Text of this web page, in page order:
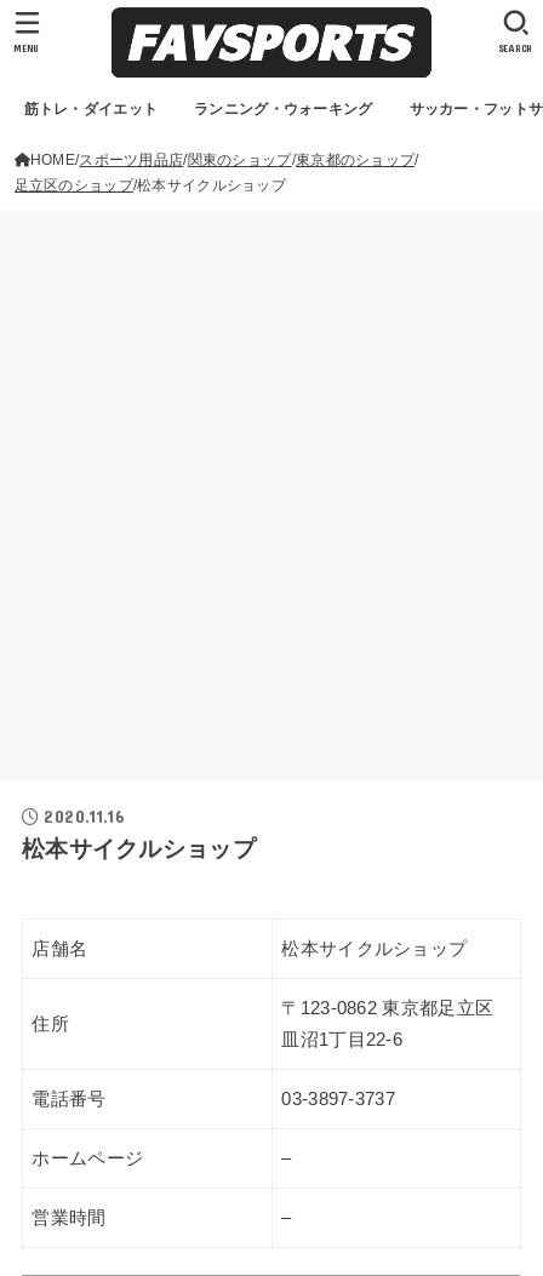
筋トレ・ダイエット ランニング・ウォーキング サッカー・フット
SEARCH
MENU
HOME スポーツ用品店 関東のショップ 東京都のショップ
足立区のショップ 松本サイクルショップ
2020.11.16
松本サイクルショップ
店舗名 松本サイクルショップ
住所
〒123-0862 東京都足立区
皿沼1丁目22-6
電話番号 03-3897-3737
ホームページ –
営業時間 –